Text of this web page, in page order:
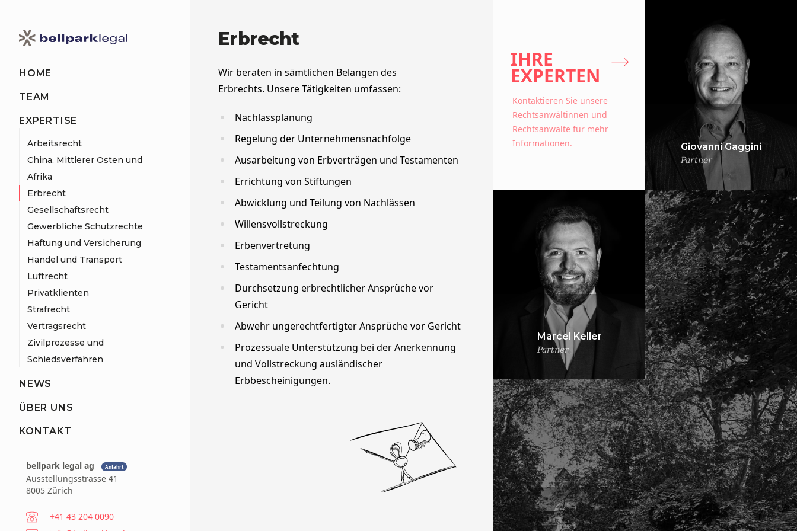
HOME
TEAM
EXPERTISE
Arbeitsrecht
China, Mittlerer Osten und
Afrika
Erbrecht
Gesellschaftsrecht
Gewerbliche Schutzrechte
Haftung und Versicherung
Handel und Transport
Luftrecht
Privatklienten
Strafrecht
Vertragsrecht
Zivilprozesse und
Schiedsverfahren
NEWS
ÜBER UNS
KONTAKT
bellpark legal ag Anfahrt
Ausstellungsstrasse 41
8005 Zürich
Telefon+41 43 204 0090
Erbrecht
Wir beraten in sämtlichen Belangen des
Erbrechts. Unsere Tätigkeiten umfassen:
Nachlassplanung
Regelung der Unternehmensnachfolge
Ausarbeitung von Erbverträgen und Testamenten
Errichtung von Stiftungen
Abwicklung und Teilung von Nachlässen
Willensvollstreckung
Erbenvertretung
Testamentsanfechtung
Durchsetzung erbrechtlicher Ansprüche vor
Gericht
Abwehr ungerechtfertigter Ansprüche vor Gericht
Prozessuale Unterstützung bei der Anerkennung
und Vollstreckung ausländischer
Erbbescheinigungen.
IHRE
EXPERTEN
Kontaktieren Sie unsere
Rechtsanwältinnen und
Rechtsanwälte für mehr
Informationen.
Giovanni Gaggini
Partner
Marcel Keller
Partner